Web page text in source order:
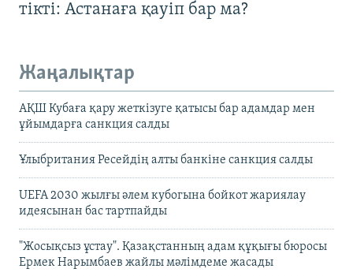
тікті: Астанаға қауіп бар ма?
Жаңалықтар
АҚШ Кубаға қару жеткізуге қатысы бар адамдар мен
ұйымдарға санкция салды
Ұлыбритания Ресейдің алты банкіне санкция салды
UEFA 2030 жылғы әлем кубогына бойкот жариялау
идеясынан бас тартпайды
"Жосықсыз ұстау". Қазақстанның адам құқығы бюросы
Ермек Нарымбаев жайлы мәлімдеме жасады